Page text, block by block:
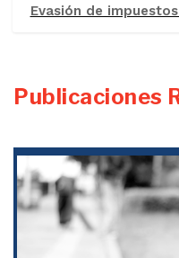
Evasión de
Publicaciones